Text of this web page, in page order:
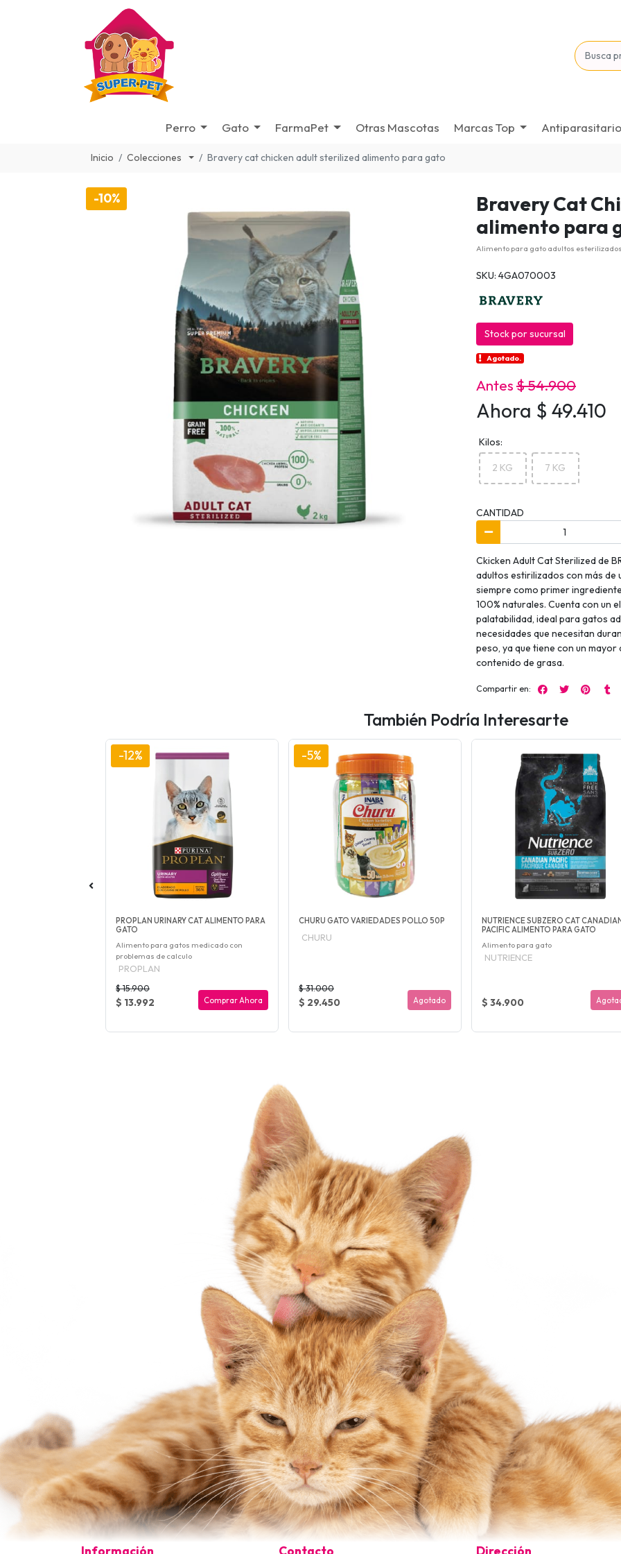
Perro Gato FarmaPet Otras Mascotas Marcas Top
Inicio Colecciones Bravery cat chicken adult sterilized alimento para gato
-10%
Bravery Cat
alimento para
Alimento para gato adultos esterilizados
SKU: 4GA070003
Stock por sucursal
Agotado.
Antes$ 54.900
Ahora $ 49.410
Kilos:
2 KG 7 KG
CANTIDAD
Ckicken Adult Cat Sterilized de
adultos estirilizados con más de
siempre como primer
100% naturales. Cuenta con un
palatabilidad, ideal para gatos
necesidades que necesitan
peso, ya que tiene con un
contenido de grasa.
Compartir en:
También Podría Interesarte
-12%
PROPLAN URINARY CAT ALIMENTO PARA
GATO
Alimento para gatos medicado con
problemas de calculo
PROPLAN
$ 15.900
$ 13.992 Comprar Ahora
-5%
CHURU GATO VARIEDADES POLLO 50P
CHURU
$ 31.000
$ 29.450 Agotado
NUTRIENCE SUBZERO CAT
PACIFIC ALIMENTO PARA GATO
Alimento para gato
NUTRIENCE
$ 34.900